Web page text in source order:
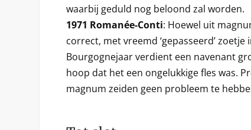
waarbij geduld nog beloond zal worden.
1971 Romanée-Conti: Hoewel uit
correct, met vreemd ‘gepasseerd’
Bourgognejaar verdient een navenant
hoop dat het een ongelukkige fles was.
magnum zeiden geen probleem te